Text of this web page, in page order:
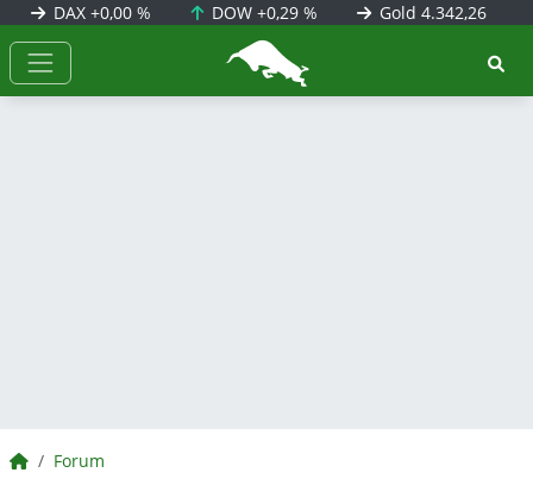
DAX +0,00 % DOW+0,29 % Gold 4.342,26
BörsenNEWS.de
BörsenNEWS.de
Forum